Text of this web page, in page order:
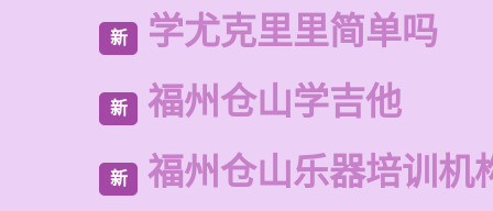
新 学尤克里里简单吗
新 福州仓山学吉他
新 福州仓山乐器培训机